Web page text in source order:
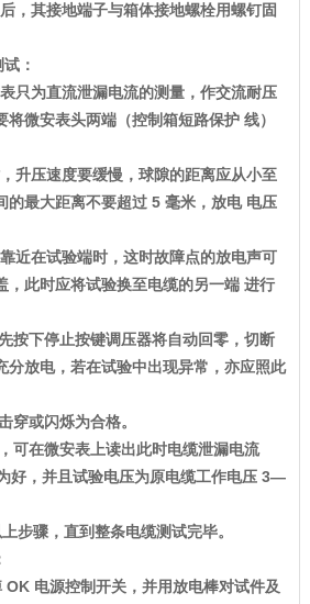
，其接地端子与箱体接地螺栓用螺钉固
：
只为直流泄漏电流的测量，作交流耐压
微安表头两端（控制箱短路保护 线）
升压速度要缓慢，球隙的距离应从小至
的最大距离不要超过 5 毫米，放电 电压
近在试验端时，这时故障点的放电声可
，此时应将试验换至电缆的另一端 进行
按下停止按键调压器将自动回零，切断
分放电，若在试验中出现异常，亦应照此
穿或闪烁为合格。
可在微安表上读出此时电缆泄漏电流
好，并且试验电压为原电缆工作电压 3—
步骤，直到整条电缆测试完毕。
电源控制开关，并用放电棒对试件及